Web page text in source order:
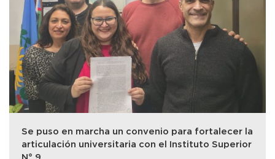
Se puso en marcha un convenio para fortalecer la
articulación universitaria con el Instituto Superior